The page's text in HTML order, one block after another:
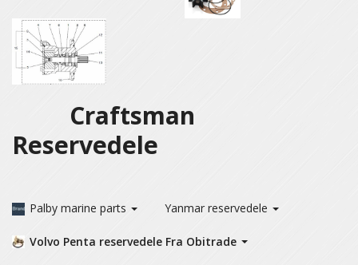
Craftsman
Reservedele
Palby marine parts Yanmar reservedele
Volvo Penta reservedele Fra Obitrade